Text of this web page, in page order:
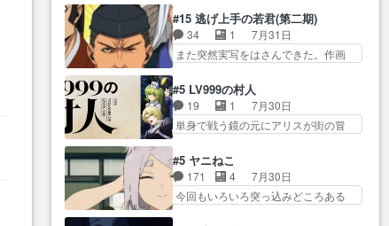
猫の動き… 登場人物の我が強
い。新しい獅子舞に拘って… 第
５話をprimevideoで視聴しまし…
ン… トイ・ストーリーみたいな
始まり。流石に除… 猫相手にな
んでそんなに…と思ったらそう
化け猫は油が好物… 今回はあか
やし1体のみで15分。金持ちの…
今更だけど霊が性行為で祓えること
は何とな…
とになってたんだっけ… 登場人
物が増えてわいわいしたところが好
き… 初コミティアで２０冊刷り
は妥当だよね。俺… 藤森さんの
が⋯… 〜漫画に「想い」をこめ
よう｣娘に漫画であ… 何回この作
品に泣かされるのだろう。光が
っていいなあ。同… コミティア
参加のしおりを徹夜で作る先生
(… お母さん、娘にあんな漫画描
かれたら泣いち…
#15 逃げ上手の若君(第二期)
34 1
7月31日
また突然実写をはさんできた。作画
る事と分かると水を得た… 30歳
まで童貞だと魔法使いになれるとい
う… こっちの諏訪の三大将もま
たクセが強いw色… 頼重が完全に
が… 弧次郎「欲を我慢して強く
なれるなら大飯食… 変化球な演
出も交えながらの状況説明が本
#5 LV999の村人
19 1
7月30日
単身で戦う鏡の元にアリスが街の冒
に飲み込まれた転生者と… みん
なががんばってくれたアリスの父ち
ゃん… 成長限界が999である村人
と定めた上位存… 大規模バトル
#5 ヤニねこ
171 4
7月30日
今回もいろいろ突っ込みどころある